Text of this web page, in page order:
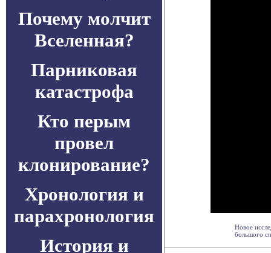
Почему молчит
Вселенная?
Парниковая
катастрофа
Кто перым
провел
клонирование?
Хронология и
парахронология
История и
Новое
большого